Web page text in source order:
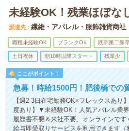
未経験OK！残業ほぼな
派遣先 繊維・アパレル・服飾雑貨商社
職種未経験OK ブランクOK 既卒第二新
土日祝休 朝10時以降スタート 残業少
ここがポイント！
急募！時給1500円！肥後橋での
【週2-3日在宅勤務OK×フレックスあり
度あり】▼未経験OK！人気アパレル業
履歴書不要＆来社不要、オンラインで
給与即受取りサービスを利用できます（